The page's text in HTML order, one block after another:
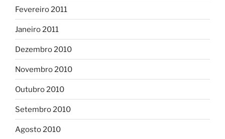
Fevereiro 2011
Janeiro 2011
Dezembro 2010
Novembro 2010
Outubro 2010
Setembro 2010
Agosto 2010